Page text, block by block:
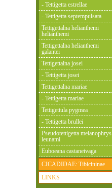
- Tettigetta estrellae
- Tettigetta septempulsata
Tettigettalna helianthemi
helianthemi
Tettigettalna helianthemi
galantei
Tettigettalna josei
- Tettigetta josei
Tettigettalna mariae
- Tettigetta mariae
Tettigettula pygmea
- Tettigetta brullei
Pseudotettigetta melanophrys
leunami
Euboeana castaneivaga
CICADIDAE: Tibicininae
LINKS